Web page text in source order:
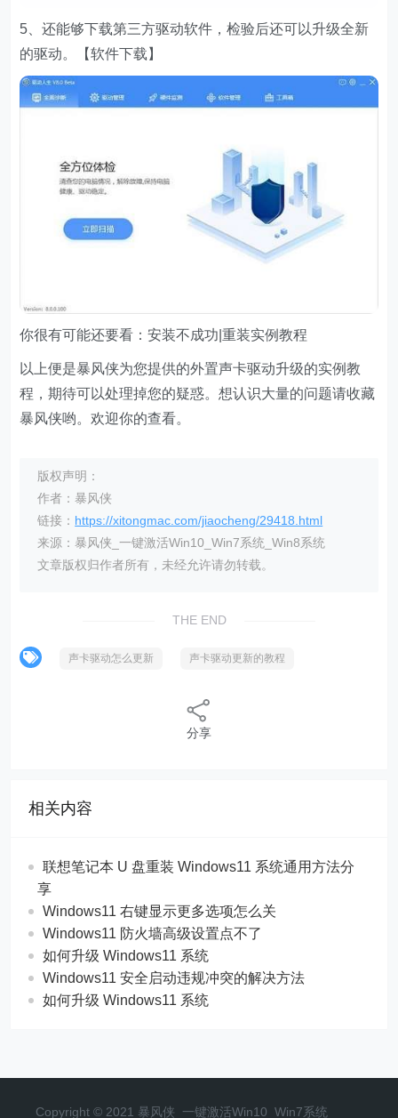
5、还能够下载第三方驱动软件，检验后还可以升级全新
的驱动。【软件下载】
你很有可能还要看：安装不成功|重装实例教程
以上便是暴风侠为您提供的外置声卡驱动升级的实例教
程，期待可以处理掉您的疑惑。想认识大量的问题请收藏
暴风侠哟。欢迎你的查看。
版权声明：
作者：暴风侠
链接： https://xitongmac.com/jiaocheng/29418.html
来源：暴风侠_一键激活Win10_Win7系统_Win8系统
文章版权归作者所有，未经允许请勿转载。
THE END
声卡驱动怎么更新 声卡驱动更新的教程
分享
相关内容
联想笔记本 U 盘重装 Windows11 系统通用方法分
享
Windows11 右键显示更多选项怎么关
Windows11 防火墙高级设置点不了
如何升级 Windows11 系统
Windows11 安全启动违规冲突的解决方法
如何升级 Windows11 系统
Copyright © 2021 暴风侠_一键激活Win10_Win7系统